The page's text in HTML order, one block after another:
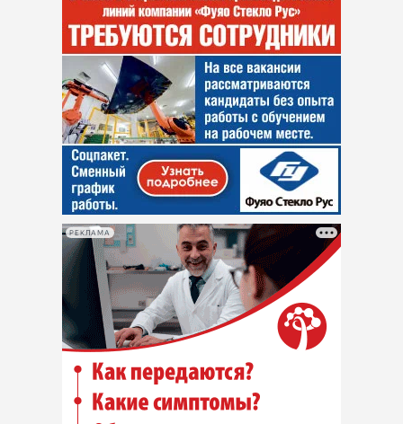
РЕКЛАМА